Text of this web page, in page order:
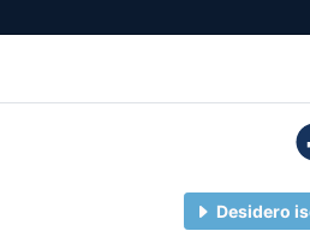
di presenza